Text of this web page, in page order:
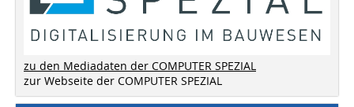
zu den Mediadaten der COMPUTER SPEZIAL
zur Webseite der COMPUTER SPEZIAL